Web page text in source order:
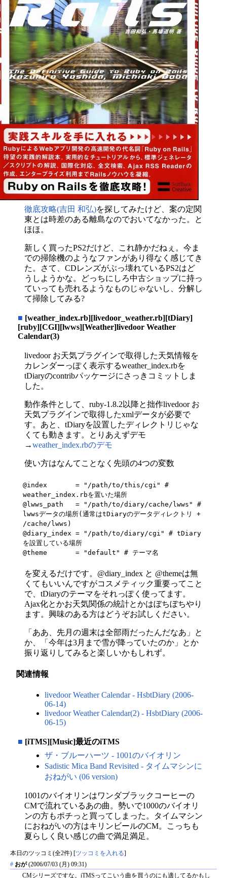
徹底攻略(吉田 和弘)を探してみたけど、案の定関
東とは時差のある離島なのでおいてなかった。と
ほほ。
新しく買ったPS2だけど、これ静かだねぇ。今ま
での掃除機のようなファンがあり得なく感じてき
た。さて、CDレンズがぶっ壊れているPS2はど
うしようかな。どっちにしろ中古ショップに持っ
ていっても売れるようなものじゃないし、分解し
て掃除してみる?
■ [weather_index.rb][livedoor_weather.rb][tDiary]
[ruby][CGI][lwws][Weather]livedoor Weather
Calendar(3)
livedoor お天気プラグインで取得した天気情報を
カレンダーっぽく表示するweather_index.rbを
tDiaryのcontribパッケージにさっきコミットしま
した。
動作条件として、ruby-1.8.2以降と拙作livedoor お
天気プラグインで取得したxmlデータが必要で
す。あと、tDiaryを設置したディレクトリじゃな
くても動きます。とりあえずデモ
→weather_index.rbのデモ
使い方はなんてことなく先頭の4つの変数
@index       = "/path/to/this/cgi" #
weather_index.rbを置いた場所
@lwws_path   = "/path/to/diary/cache/lwws" #
lwwsデータの場所(通常はtDiaryのデータディレクトリ +
/cache/lwws)
@diary_index = "/path/to/diary/cgi" # tDiary
を設置している場所
@theme       = "default" # テーマ名
を変えるだけです。@diary_index と @themeは無
くてもいいんですがコスメティック重要ってこと
で、tDiaryのテーマをそれっぽく使ってます。
Ajax化とかお天気関係の統計とかはぼちぼちやり
ます。興味のある方はどうぞお試しください。
「ああ、先月の週末は全部雨だったんだなあ」と
か、「今年は3月まで雪が降っていたのか」とか
振り返りしてみると楽しいかもしれず。
関連情報
livedoor Weather Calendar - HsbtDiary (2006-
06-14)
livedoor Weather Calendar(2) - HsbtDiary (2006-
06-15)
■ [iTMS][Music]最近のiTMS
ザ・ブルーハーツ - 1001のバイオリン
Sadistic Mica Band Revisited - タイムマシンに
おねがい (06 version)
1001のバイオリンはワンダブラックコーヒーの
CMで流れているあの曲。勢いで1000のバイオリ
ンの方もポチっと買ってしまった。タイムマシン
におねがいの方はキリンビールのCM。こっちも
夏らしく良い感じの曲で満足満足。
本日のツッコミ(全2件) [ ツッコミを入れる
# おが (2006/07/03 (月) 09:31)
CMシリーズですな。iTMSってこいう曲を買うのにも適してるかもし